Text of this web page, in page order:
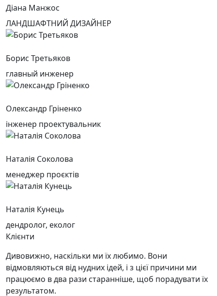
Діана Манжос
ЛАНДШАФТНИЙ ДИЗАЙНЕР
Борис Третьяков
главный инженер
Олександр Гріненко
інженер проектувальник
Наталія Соколова
менеджер проєктів
Наталія Кунець
дендролог, еколог
Клієнти
Дивовижно, наскільки ми їх любимо. Вони
відмовляються від нудних ідей, і з цієї причини ми
працюємо в два рази старанніше, щоб порадувати їх
результатом.